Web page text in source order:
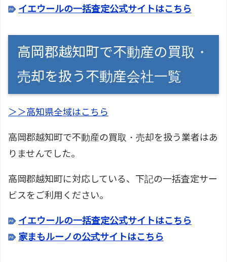
イエウールの一括査定公式サイトはこちら
高岡郡越知町で不動産の買取・
売却を扱う不動産会社一覧
＞＞高知県全域はこちら
高岡郡越知町で不動産の買取・売却を扱う業者はあ
りませんでした。
高岡郡越知町に対応している、下記の一括査定サー
ビスをご利用ください。
イエウールの一括査定公式サイトはこちら
家まもルーノの公式サイトはこちら